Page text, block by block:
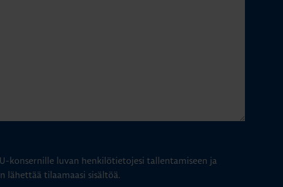
konsernille luvan henkilötietojesi tallentamiseen ja
lähettää tilaamaasi sisältöä.